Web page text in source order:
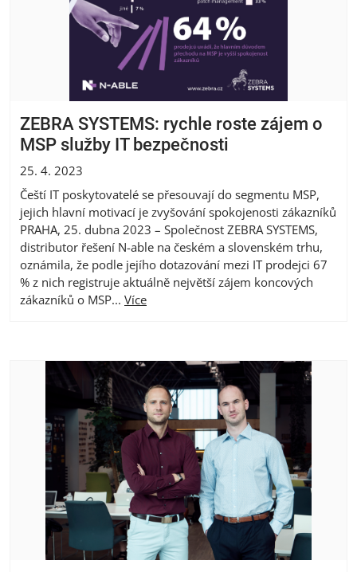
ZEBRA SYSTEMS: rychle roste zájem o
MSP služby IT bezpečnosti
25. 4. 2023
Čeští IT poskytovatelé se přesouvají do segmentu MSP,
jejich hlavní motivací je zvyšování spokojenosti zákazníků
PRAHA, 25. dubna 2023 – Společnost ZEBRA SYSTEMS,
distributor řešení N-able na českém a slovenském trhu,
oznámila, že podle jejího dotazování mezi IT prodejci 67
% z nich registruje aktuálně největší zájem koncových
zákazníků o MSP... Více